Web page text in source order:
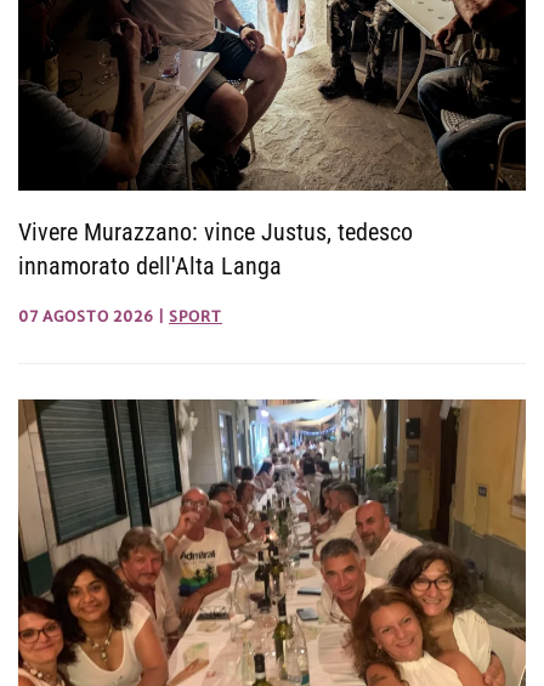
Vivere Murazzano: vince Justus, tedesco
innamorato dell'Alta Langa
07 AGOSTO 2026 SPORT